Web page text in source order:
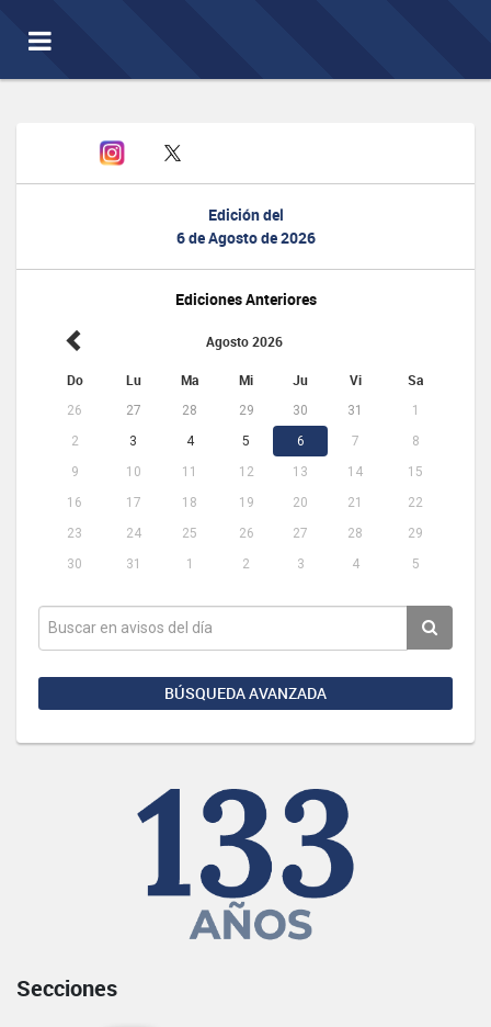
Toggle
navigation
Edición del
6 de Agosto de 2026
Ediciones Anteriores
Agosto 2026
Do Lu Ma Mi Ju Vi Sa
26 27 28 29 30 31
1
2
3 4 5 6 7
8
9
10 11 12 13 14
15
16
17 18 19 20 21
22
23
24 25 26 27 28
29
30
31 1 2 3 4 5
BÚSQUEDA AVANZADA
Secciones